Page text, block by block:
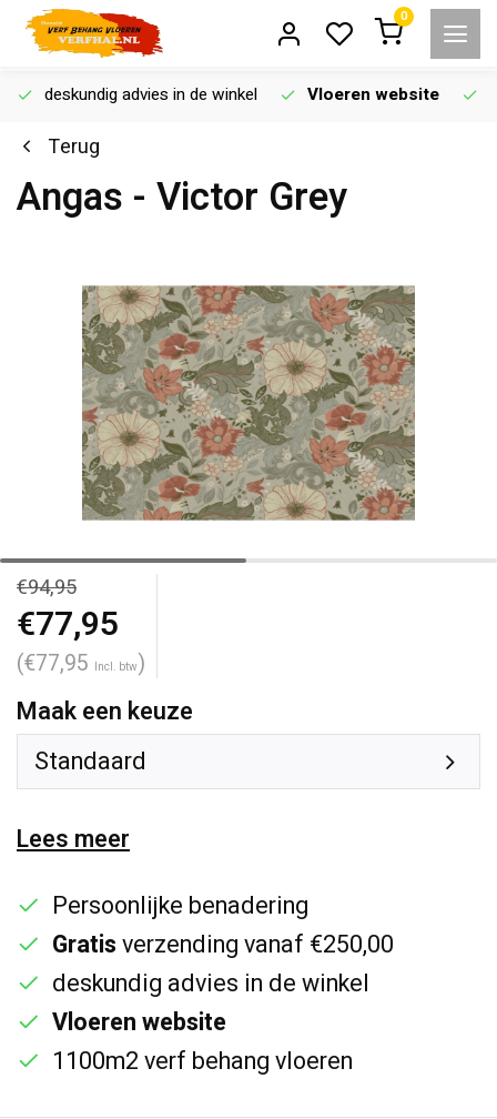
0
deskundig advies in de winkel Vloeren website
Terug
Angas - Victor Grey
€94,95
€77,95
(€77,95 Incl. btw)
Maak een keuze
Standaard
Lees meer
Persoonlijke benadering
Gratisverzending vanaf €250,00
deskundig advies in de winkel
Vloeren website
1100m2 verf behang vloeren